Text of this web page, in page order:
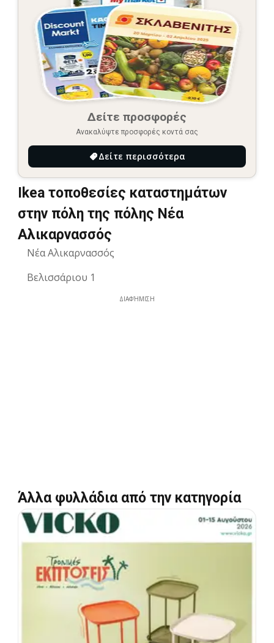
Δείτε προσφορές
Ανακαλύψτε προσφορές κοντά σας
Δείτε περισσότερα
Ikea τοποθεσίες καταστημάτων
στην πόλη της πόλης Νέα
Αλικαρνασσός
Νέα Αλικαρνασσός
Βελισσάριου 1
ΔΙΑΦΉΜΙΣΗ
Άλλα φυλλάδια από την κατηγορία